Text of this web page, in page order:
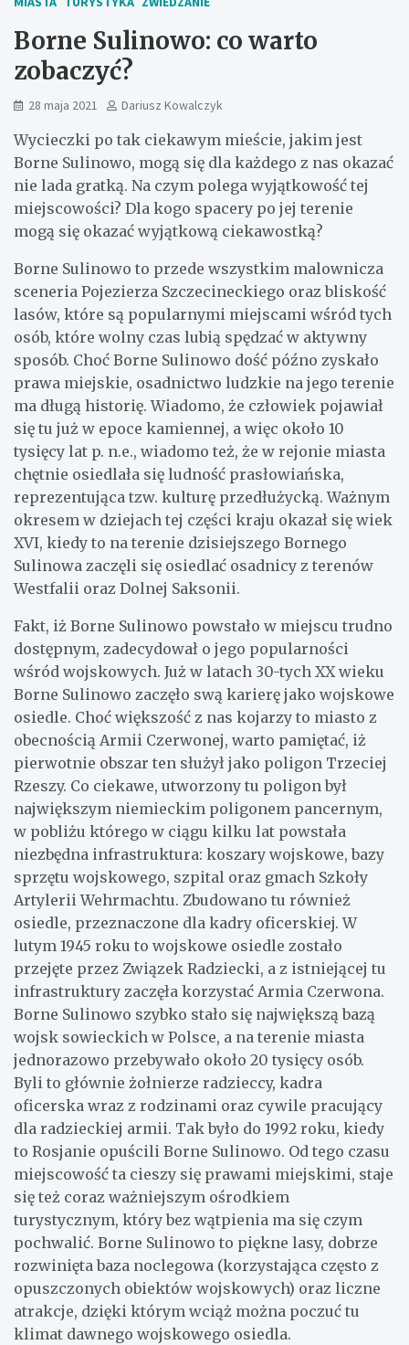
Borne Sulinowo: co warto
zobaczyć?
28 maja 2021 Dariusz Kowalczyk
Wycieczki po tak ciekawym mieście, jakim jest
Borne Sulinowo, mogą się dla każdego z nas okazać
nie lada gratką. Na czym polega wyjątkowość tej
miejscowości? Dla kogo spacery po jej terenie
mogą się okazać wyjątkową ciekawostką?
Borne Sulinowo to przede wszystkim malownicza
sceneria Pojezierza Szczecineckiego oraz bliskość
lasów, które są popularnymi miejscami wśród tych
osób, które wolny czas lubią spędzać w aktywny
sposób. Choć Borne Sulinowo dość późno zyskało
prawa miejskie, osadnictwo ludzkie na jego terenie
ma długą historię. Wiadomo, że człowiek pojawiał
się tu już w epoce kamiennej, a więc około 10
tysięcy lat p. n.e., wiadomo też, że w rejonie miasta
chętnie osiedlała się ludność prasłowiańska,
reprezentująca tzw. kulturę przedłużycką. Ważnym
okresem w dziejach tej części kraju okazał się wiek
XVI, kiedy to na terenie dzisiejszego Bornego
Sulinowa zaczęli się osiedlać osadnicy z terenów
Westfalii oraz Dolnej Saksonii.
Fakt, iż Borne Sulinowo powstało w miejscu trudno
dostępnym, zadecydował o jego popularności
wśród wojskowych. Już w latach 30-tych XX wieku
Borne Sulinowo zaczęło swą karierę jako wojskowe
osiedle. Choć większość z nas kojarzy to miasto z
obecnością Armii Czerwonej, warto pamiętać, iż
pierwotnie obszar ten służył jako poligon Trzeciej
Rzeszy. Co ciekawe, utworzony tu poligon był
największym niemieckim poligonem pancernym,
w pobliżu którego w ciągu kilku lat powstała
niezbędna infrastruktura: koszary wojskowe, bazy
sprzętu wojskowego, szpital oraz gmach Szkoły
Artylerii Wehrmachtu. Zbudowano tu również
osiedle, przeznaczone dla kadry oficerskiej. W
lutym 1945 roku to wojskowe osiedle zostało
przejęte przez Związek Radziecki, a z istniejącej tu
infrastruktury zaczęła korzystać Armia Czerwona.
Borne Sulinowo szybko stało się największą bazą
wojsk sowieckich w Polsce, a na terenie miasta
jednorazowo przebywało około 20 tysięcy osób.
Byli to głównie żołnierze radzieccy, kadra
oficerska wraz z rodzinami oraz cywile pracujący
dla radzieckiej armii. Tak było do 1992 roku, kiedy
to Rosjanie opuścili Borne Sulinowo. Od tego czasu
miejscowość ta cieszy się prawami miejskimi, staje
się też coraz ważniejszym ośrodkiem
turystycznym, który bez wątpienia ma się czym
pochwalić. Borne Sulinowo to piękne lasy, dobrze
rozwinięta baza noclegowa (korzystająca często z
opuszczonych obiektów wojskowych) oraz liczne
atrakcje, dzięki którym wciąż można poczuć tu
klimat dawnego wojskowego osiedla.